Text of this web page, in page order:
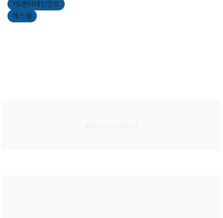
YG엔터테인먼트
에스엠